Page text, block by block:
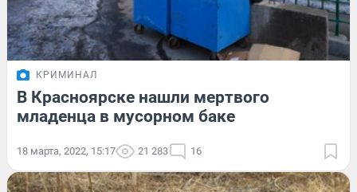
КРИМИНАЛ
В Красноярске нашли мертвого
младенца в мусорном баке
18 марта, 2022, 15:17 21 283 16